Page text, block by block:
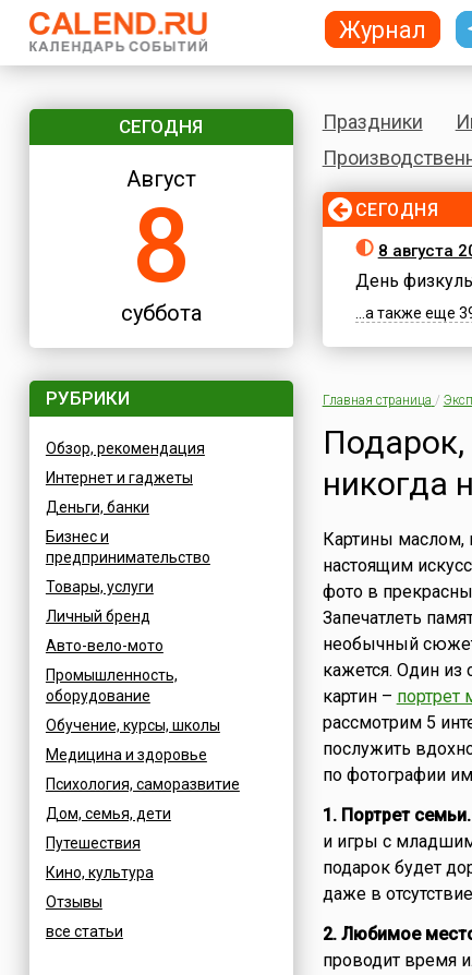
СЕГОДНЯ
Август
8
суббота
РУБРИКИ
Обзор, рекомендация
Интернет и гаджеты
Деньги, банки
Бизнес и
предпринимательство
Товары, услуги
Личный бренд
Авто-вело-мото
Промышленность,
оборудование
Обучение, курсы, школы
Медицина и здоровье
Психология, саморазвитие
Дом, семья, дети
Путешествия
Кино, культура
Отзывы
все статьи
Праздники
СЕГОДНЯ
8 августа
День
...а также еще
Главная страница /
Подарок,
никогда
Картины маслом,
настоящим
фото в
Запечатлеть
необычный
кажется. Один из
картин – портрет
рассмотрим 5
послужить
по фотографии
1. Портрет семьи.
и игры с
подарок будет
даже в
2. Любимое
проводит время
Журнал